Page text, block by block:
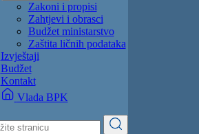
Zakoni i propisi
Zahtjevi i obrasci
Budžet ministarstvo
Zaštita ličnih podataka
Izvještaji
Budžet
Kontakt
Vlada BPK